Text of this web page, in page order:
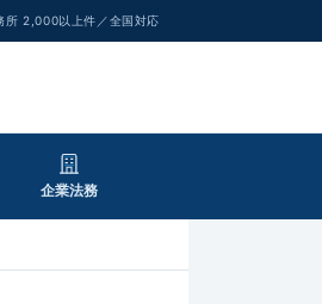
所 2,000以上件／全国対応
企業法務